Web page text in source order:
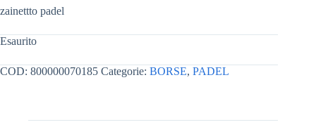
originale
49,00€.
attuale
39,00€.
zainettto padel
Esaurito
COD: 800000070185 Categorie: BORSE, PADEL